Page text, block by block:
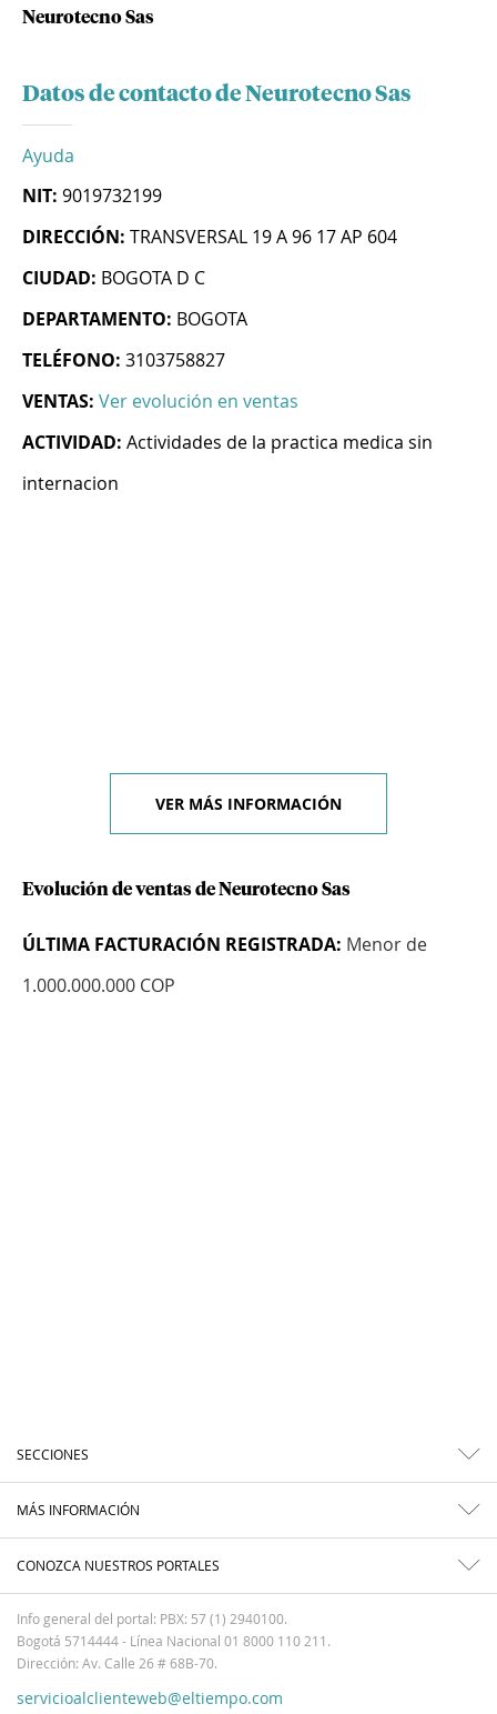
Neurotecno Sas
Datos de contacto de Neurotecno Sas
Ayuda
NIT: 9019732199
DIRECCIÓN: TRANSVERSAL 19 A 96 17 AP 604
CIUDAD: BOGOTA D C
DEPARTAMENTO: BOGOTA
TELÉFONO: 3103758827
VENTAS: Ver evolución en ventas
ACTIVIDAD: Actividades de la practica medica sin
internacion
VER MÁS INFORMACIÓN
Evolución de ventas de Neurotecno Sas
ÚLTIMA FACTURACIÓN REGISTRADA: Menor de
1.000.000.000 COP
SECCIONES
MÁS INFORMACIÓN
CONOZCA NUESTROS PORTALES
Info general del portal: PBX: 57 (1) 2940100.
Bogotá 5714444 - Línea Nacional 01 8000 110 211.
Dirección: Av. Calle 26 # 68B-70.
servicioalclienteweb@eltiempo.com